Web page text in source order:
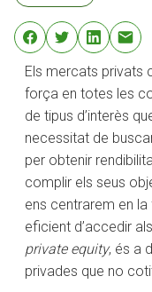
Els mercats privats
força en totes les
de tipus d’interès
necessitat de
per obtenir
complir els seus
ens centrarem en
eficient d’accedir
private equity, és a
privades que no